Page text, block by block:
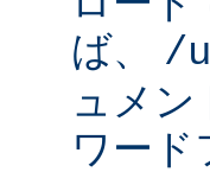
ば、 /
ュメン
ワード